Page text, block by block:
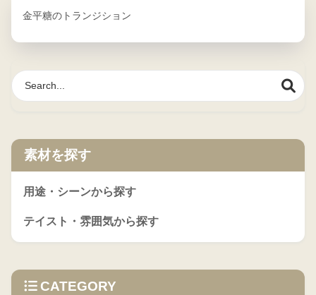
金平糖のトランジション
素材を探す
用途・シーンから探す
テイスト・雰囲気から探す
CATEGORY